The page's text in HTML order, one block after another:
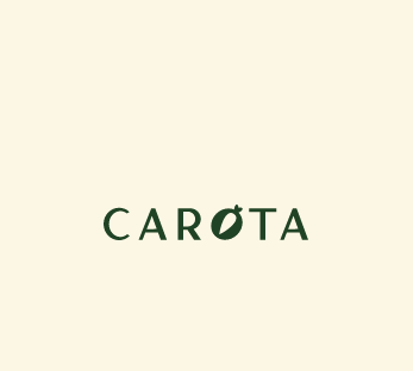
9 septembre 2026
10:00-12:00